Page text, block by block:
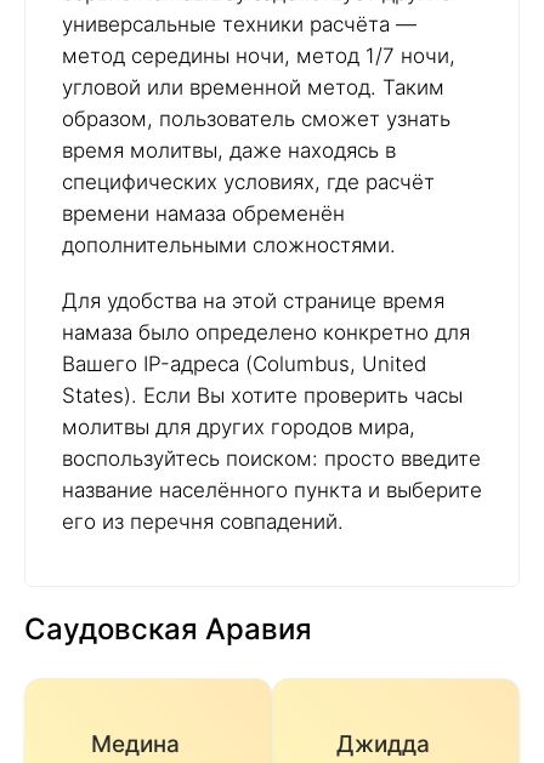
универсальные техники расчёта —
метод середины ночи, метод 1/7 ночи,
угловой или временной метод. Таким
образом, пользователь сможет узнать
время молитвы, даже находясь в
специфических условиях, где расчёт
времени намаза обременён
дополнительными сложностями.
Для удобства на этой странице время
намаза было определено конкретно для
Вашего IP-адреса (Columbus, United
States). Если Вы хотите проверить часы
молитвы для других городов мира,
воспользуйтесь поиском: просто введите
название населённого пункта и выберите
его из перечня совпадений.
Саудовская Аравия
Медина Джидда